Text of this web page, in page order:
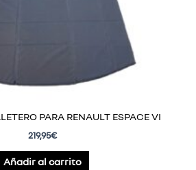
PARA RENAULT ESPACE VI
219,95€
Añadir al carrito